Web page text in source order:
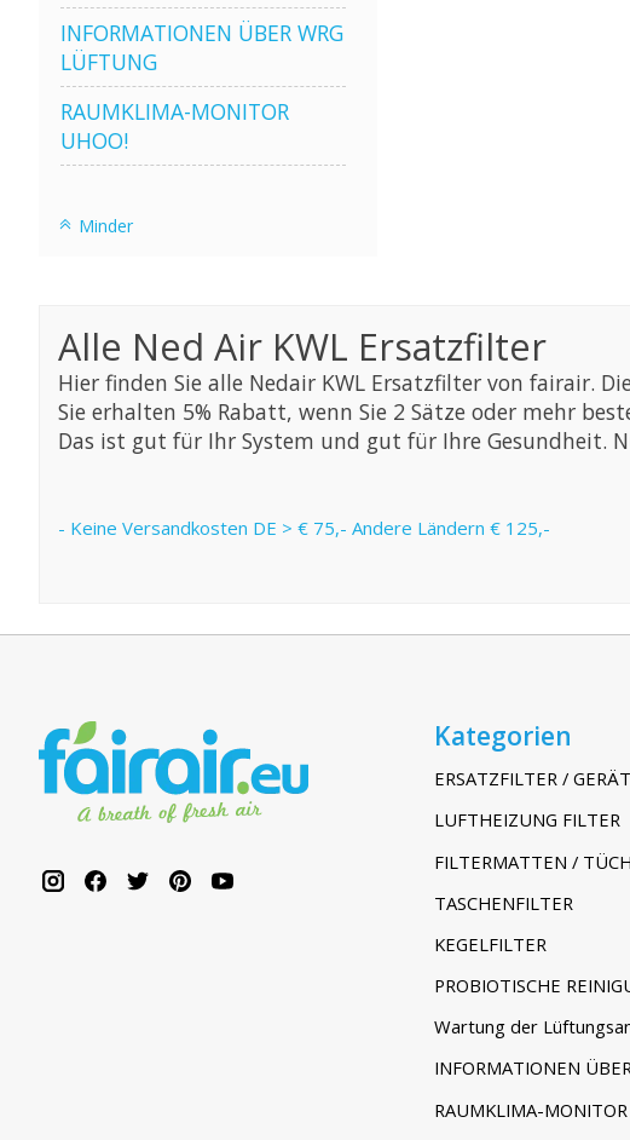
INFORMATIONEN ÜBER WRG
LÜFTUNG
RAUMKLIMA-MONITOR
UHOO!
Minder
Alle Ned Air KWL Ersatzfilter
Hier finden Sie alle Nedair KWL Ersatzfilter von fairair.
Sie erhalten 5% Rabatt, wenn Sie 2 Sätze oder mehr
Das ist gut für Ihr System und gut für Ihre Gesundheit.
- Keine Versandkosten DE > € 75,- Andere Ländern € 125,-
Kategorien
ERSATZFILTER /
LUFTHEIZUNG FILTER
FILTERMATTEN /
TASCHENFILTER
KEGELFILTER
PROBIOTISCHE
Wartung der
INFORMATIONEN
RAUMKLIMA-